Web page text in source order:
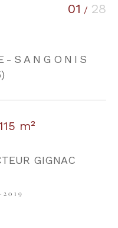
01 / 28
SANGONIS
m²
GIGNAC